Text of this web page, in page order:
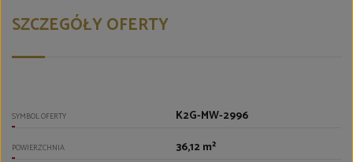
SZCZEGÓŁY OFERTY
SYMBOL OFERTY K2G-MW-2996
POWIERZCHNIA 36,12 m²